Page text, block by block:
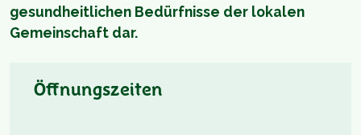
gesundheitlichen Bedürfnisse der lokalen
Gemeinschaft dar.
Öffnungszeiten